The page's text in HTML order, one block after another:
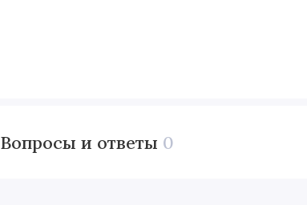
Вопросы и ответы 0